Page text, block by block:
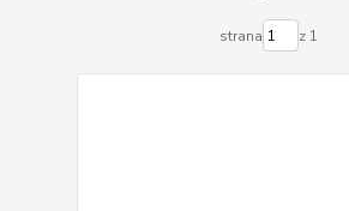
strana z 1